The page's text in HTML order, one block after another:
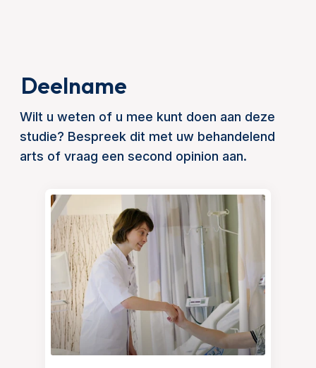
Deelname
Wilt u weten of u mee kunt doen aan deze
studie? Bespreek dit met uw behandelend
arts of vraag een second opinion aan.